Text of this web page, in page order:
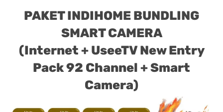
PAKET INDIHOME BUNDLING
SMART CAMERA
(Internet + UseeTV New Entry
Pack 92 Channel + Smart
Camera)